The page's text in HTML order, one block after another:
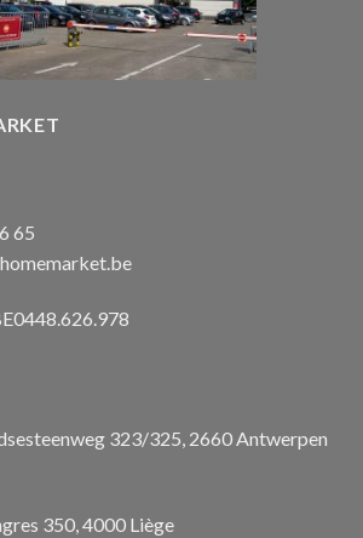
65
323/325, 2660 Antwerpen
350, 4000 Liège